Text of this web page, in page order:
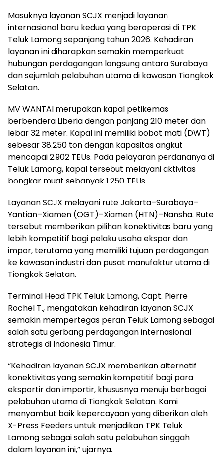
Masuknya layanan SCJX menjadi layanan
internasional baru kedua yang beroperasi di TPK
Teluk Lamong sepanjang tahun 2026. Kehadiran
layanan ini diharapkan semakin memperkuat
hubungan perdagangan langsung antara Surabaya
dan sejumlah pelabuhan utama di kawasan Tiongkok
Selatan.
MV WANTAI merupakan kapal petikemas
berbendera Liberia dengan panjang 210 meter dan
lebar 32 meter. Kapal ini memiliki bobot mati (DWT)
sebesar 38.250 ton dengan kapasitas angkut
mencapai 2.902 TEUs. Pada pelayaran perdananya di
Teluk Lamong, kapal tersebut melayani aktivitas
bongkar muat sebanyak 1.250 TEUs.
Layanan SCJX melayani rute Jakarta–Surabaya–
Yantian–Xiamen (OGT)–Xiamen (HTN)–Nansha. Rute
tersebut memberikan pilihan konektivitas baru yang
lebih kompetitif bagi pelaku usaha ekspor dan
impor, terutama yang memiliki tujuan perdagangan
ke kawasan industri dan pusat manufaktur utama di
Tiongkok Selatan.
Terminal Head TPK Teluk Lamong, Capt. Pierre
Rochel T., mengatakan kehadiran layanan SCJX
semakin mempertegas peran Teluk Lamong sebagai
salah satu gerbang perdagangan internasional
strategis di Indonesia Timur.
“Kehadiran layanan SCJX memberikan alternatif
konektivitas yang semakin kompetitif bagi para
eksportir dan importir, khususnya menuju berbagai
pelabuhan utama di Tiongkok Selatan. Kami
menyambut baik kepercayaan yang diberikan oleh
X-Press Feeders untuk menjadikan TPK Teluk
Lamong sebagai salah satu pelabuhan singgah
dalam layanan ini,” ujarnya.